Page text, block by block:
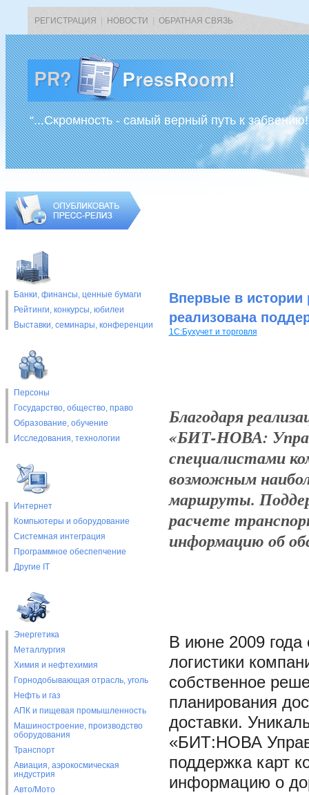
РЕГИСТРАЦИЯ НОВОСТИ ОБРАТНАЯ СВЯЗЬ
“...Скромность - самый верный путь к
Банки, финансы, ценные бумаги
Рейтинги, конкурсы, юбилеи
Выставки, cеминары, конференции
Персоны
Государство, общество, право
Образование, обучение
Исследования, технологии
Интернет
Компьютеры и оборудование
Системная интеграция
Программное обеспепчение
Другие IT
Энергетика
Металлургия
Химия и нефтехимия
Горнодобывающая отрасль, уголь
Нефть и газ
АПК и пищевая промышленность
Машиностроение, производство
оборудования
Транспорт
Авиация, аэрокосмическая
индустрия
Авто/Мото
Впервые в истории
реализована
1С:Бухучет и торговля
Благодаря
«БИТ-НОВА:
специалистами
возможным
маршруты.
расчете
информацию об
В июне 2009
логистики
собственное
планирования
доставки.
«БИТ:НОВА
поддержка карт
информацию о